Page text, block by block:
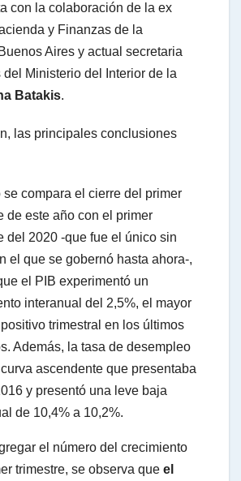
con la colaboración de la ex
y Finanzas de la
Aires y actual secretaria
Ministerio del Interior de la
Batakis.
las principales conclusiones
se compara el cierre del primer
de este año con el primer
del 2020 -que fue el único sin
el que se gobernó hasta ahora-,
el PIB experimentó un
interanual del 2,5%, el mayor
trimestral en los últimos
Además, la tasa de desempleo
ascendente que presentaba
y presentó una leve baja
de 10,4% a 10,2%.
el número del crecimiento
trimestre, se observa que el